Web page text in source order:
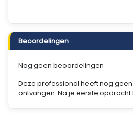
Beoordelingen
Nog geen beoordelingen
Deze professional heeft nog
ontvangen. Na je eerste opdracht